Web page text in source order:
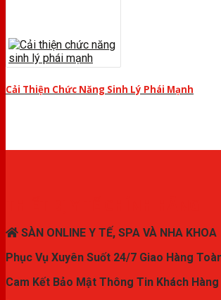
Cải Thiện Chức Năng Sinh Lý Phái Mạnh
SÀN ONLINE Y TẾ, SPA VÀ NHA KHOA
Phục Vụ Xuyên Suốt 24/7 Giao Hàng
Cam Kết Bảo Mật Thông Tin Khách Hàng